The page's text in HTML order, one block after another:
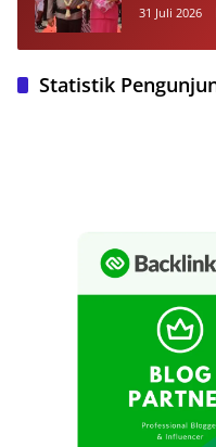
Program
31 Juli 2026
Statistik